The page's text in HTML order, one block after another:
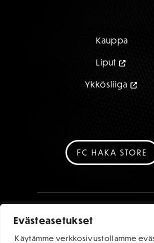
Evästeasetukset
Käytämme verkkosivustollamme
Kauppa
Liput
Ykkösliiga
FC HAKA STORE